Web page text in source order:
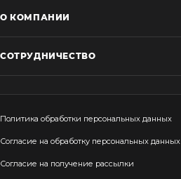
О КОМПАНИИ
СОТРУДНИЧЕСТВО
Политика обработки персональных данных
Согласие на обработку персональных данных
Согласие на получение рассылки